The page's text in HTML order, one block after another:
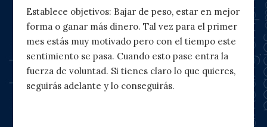
Establece objetivos: Bajar de peso, estar en mejor
forma o ganar más dinero. Tal vez para el primer
mes estás muy motivado pero con el tiempo este
sentimiento se pasa. Cuando esto pase entra la
fuerza de voluntad. Si tienes claro lo que quieres,
seguirás adelante y lo conseguirás.